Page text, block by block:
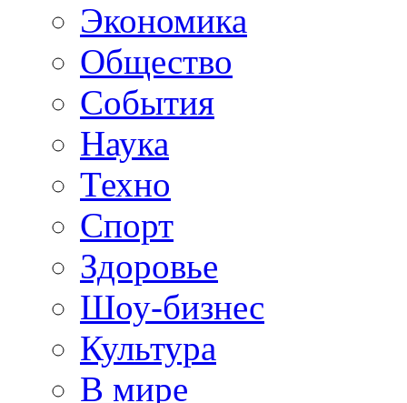
Экономика
Общество
События
Наука
Техно
Спорт
Здоровье
Шоу-бизнес
Культура
В мире